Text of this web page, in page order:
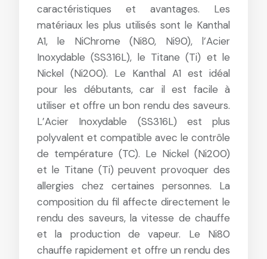
caractéristiques et avantages. Les
matériaux les plus utilisés sont le Kanthal
A1, le NiChrome (Ni80, Ni90), l’Acier
Inoxydable (SS316L), le Titane (Ti) et le
Nickel (Ni200). Le Kanthal A1 est idéal
pour les débutants, car il est facile à
utiliser et offre un bon rendu des saveurs.
L’Acier Inoxydable (SS316L) est plus
polyvalent et compatible avec le contrôle
de température (TC). Le Nickel (Ni200)
et le Titane (Ti) peuvent provoquer des
allergies chez certaines personnes. La
composition du fil affecte directement le
rendu des saveurs, la vitesse de chauffe
et la production de vapeur. Le Ni80
chauffe rapidement et offre un rendu des